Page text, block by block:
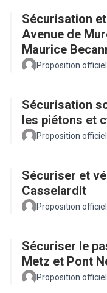
Sécurisation
Avenue de
Maurice
Proposition
Sécurisation
les piétons et
Proposition
Sécuriser et
Casselardit
Proposition
Sécuriser le
Metz et Pont
Proposition